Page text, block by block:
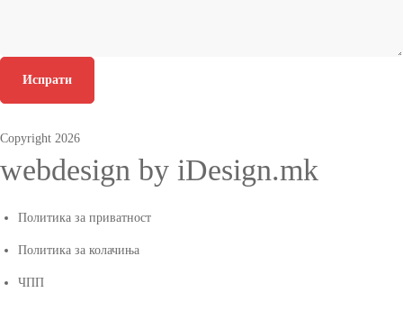
Испрати
Copyright 2026
webdesign by iDesign.mk
Политика за приватност
Политика за колачиња
ЧПП